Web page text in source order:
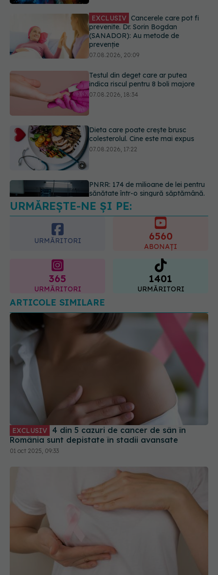
Testul din deget care ar putea
indica riscul pentru 8 boli majore
07.08.2026, 18:34
Dieta care poate crește brusc
colesterolul. Cine este mai expus
PNRR: 174 de milioane de lei pentru
sănătate într-o singură săptămână.
Ce spitale primesc bani
Ce spune culoarea ta preferată
despre vârsta pe care o ai. Care
este "codul cromatic" al generațiilor
URMĂREȘTE-NE ȘI PE:
URMĂRITORI 6560
ABONAȚI
365
URMĂRITORI
1401
URMĂRITORI
ARTICOLE SIMILARE
EXCLUSIV
România sunt depistate în stadii avansate
01 oct 2025, 09:33
Cum păcălesc celulele canceroase tratamentul și